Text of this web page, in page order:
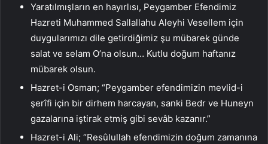
Yaratılmışların en hayırlısı, Peygamber Efendimiz
Hazreti Muhammed Sallallahu Aleyhi Vesellem için
duygularımızı dile getirdiğimiz şu mübarek günde
salat ve selam O’na olsun… Kutlu doğum haftanız
mübarek olsun.
Hazret-i Osman; “Peygamber efendimizin mevlid-i
şerîfi için bir dirhem harcayan, sanki Bedr ve Huneyn
gazalarına iştirak etmiş gibi sevâb kazanır.”
Hazret-i Ali; “Resûlullah efendimizin doğum zamanına